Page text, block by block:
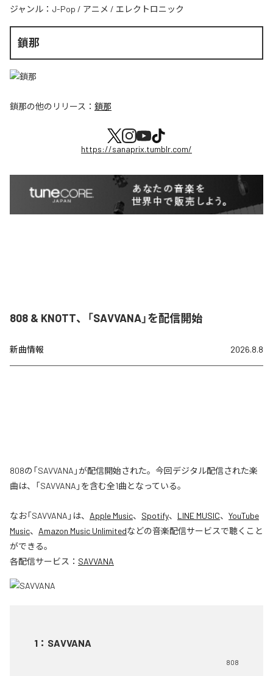
ジャンル： J-Pop / アニメ / エレクトロニック
鎖那
鎖那の他のリリース： 鎖那
https://sanaprix.tumblr.com/
808 & KNOTT、「SAVVANA」を配信開始
新曲情報 2026.8.8
808の「SAVVANA」が配信開始された。今回デジタル配信された楽
曲は、「SAVVANA」を含む全1曲となっている。
なお「SAVVANA 」は、 Apple Music、 Spotify、 LINE MUSIC、 YouTube
Music、 Amazon Music Unlimitedなどの音楽配信サービスで聴くこと
ができる。
各配信サービス： SAVVANA
1 ： SAVVANA
808